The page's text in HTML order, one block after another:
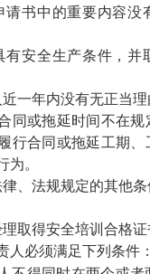
请书中的重要内容没
有安全生产条件，并
一年内没有无正当理
同或拖延时间不在规
行合同或拖延工期、
为。
、法规规定的其他条
取得安全培训合格证
人必须满足下列条件：